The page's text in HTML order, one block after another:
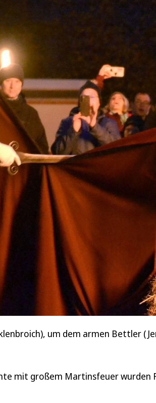
um dem armen Bettler
mit großem Martinsfeuer wurden